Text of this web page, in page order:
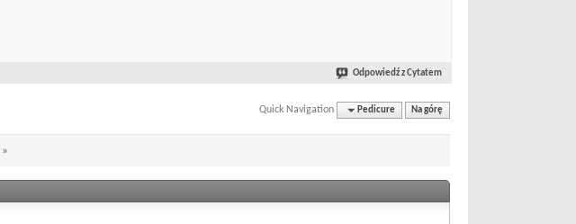
Odpowiedź z Cytatem
Quick Navigation Pedicure Na górę
»